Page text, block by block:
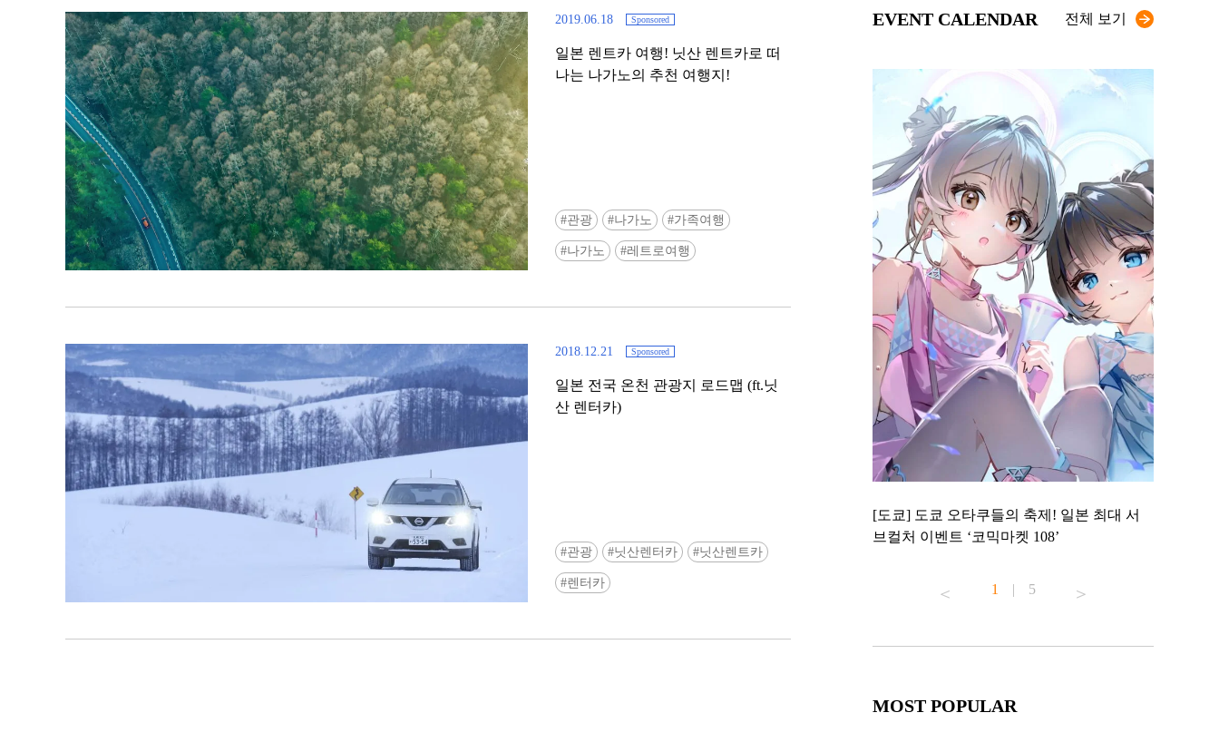
2019.06.18 Sponsored
일본 렌트카 여행! 닛산 렌트카로 떠
나는 나가노의 추천 여행지!
관광 나가노 가족여행
나가노 레트로여행
2018.12.21 Sponsored
일본 전국 온천 관광지 로드맵 (ft.닛
산 렌터카)
관광 닛산렌터카 닛산렌트카
렌터카
EVENT CALENDAR 전체 보기
쿠폰 선착순 증정!
[도쿄] 도쿄 오타쿠들의 축제! 일본 최대 서
브컬처 이벤트 ‘코믹마켓 108’
1 | 5
MOST POPULAR